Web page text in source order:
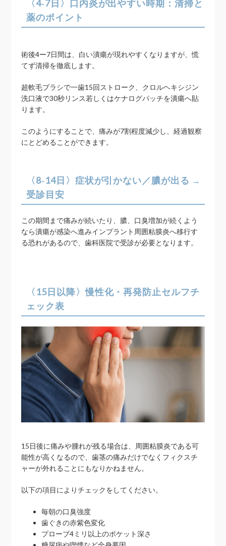
〈4‑7日〉口内炎が出やすい時期：清掃と
薬のポイント
術後4ー7日間は、白い潰瘍が現れやすくなりますが、慌
てず清掃を徹底します。
超軟毛ブラシで一歯15回ストローク、クロルヘキシジン
洗口液で30秒リンス若しくはケナログパッチを潰瘍へ貼
ります。
このようにすることで、痛みが7割程度減少し、経過観察
にとどめることができます。
〈8‑14日〉症状が引かない／膿が出る →
受診目安
この期間まで痛みが続いたり、膿、口臭増加が続くよう
なら潰瘍が感染へ進みインプラント周囲粘膜炎へ移行す
る恐れがあるので、歯科医院で受診が必要となります。
〈15日以降〉慢性化・再発防止セルフチ
ェック表
15日後に痛みや腫れが残る場合は、周囲粘膜炎である可
能性が高くなるので、歯茎の痛みだけでなくフィクスチ
ャーが外れることにもなりかねません。
以下の項目によりチェックをしてください。
毎朝の口臭強度
歯ぐきの赤紫色変化
プローブ4ミリ以上のポケット深さ